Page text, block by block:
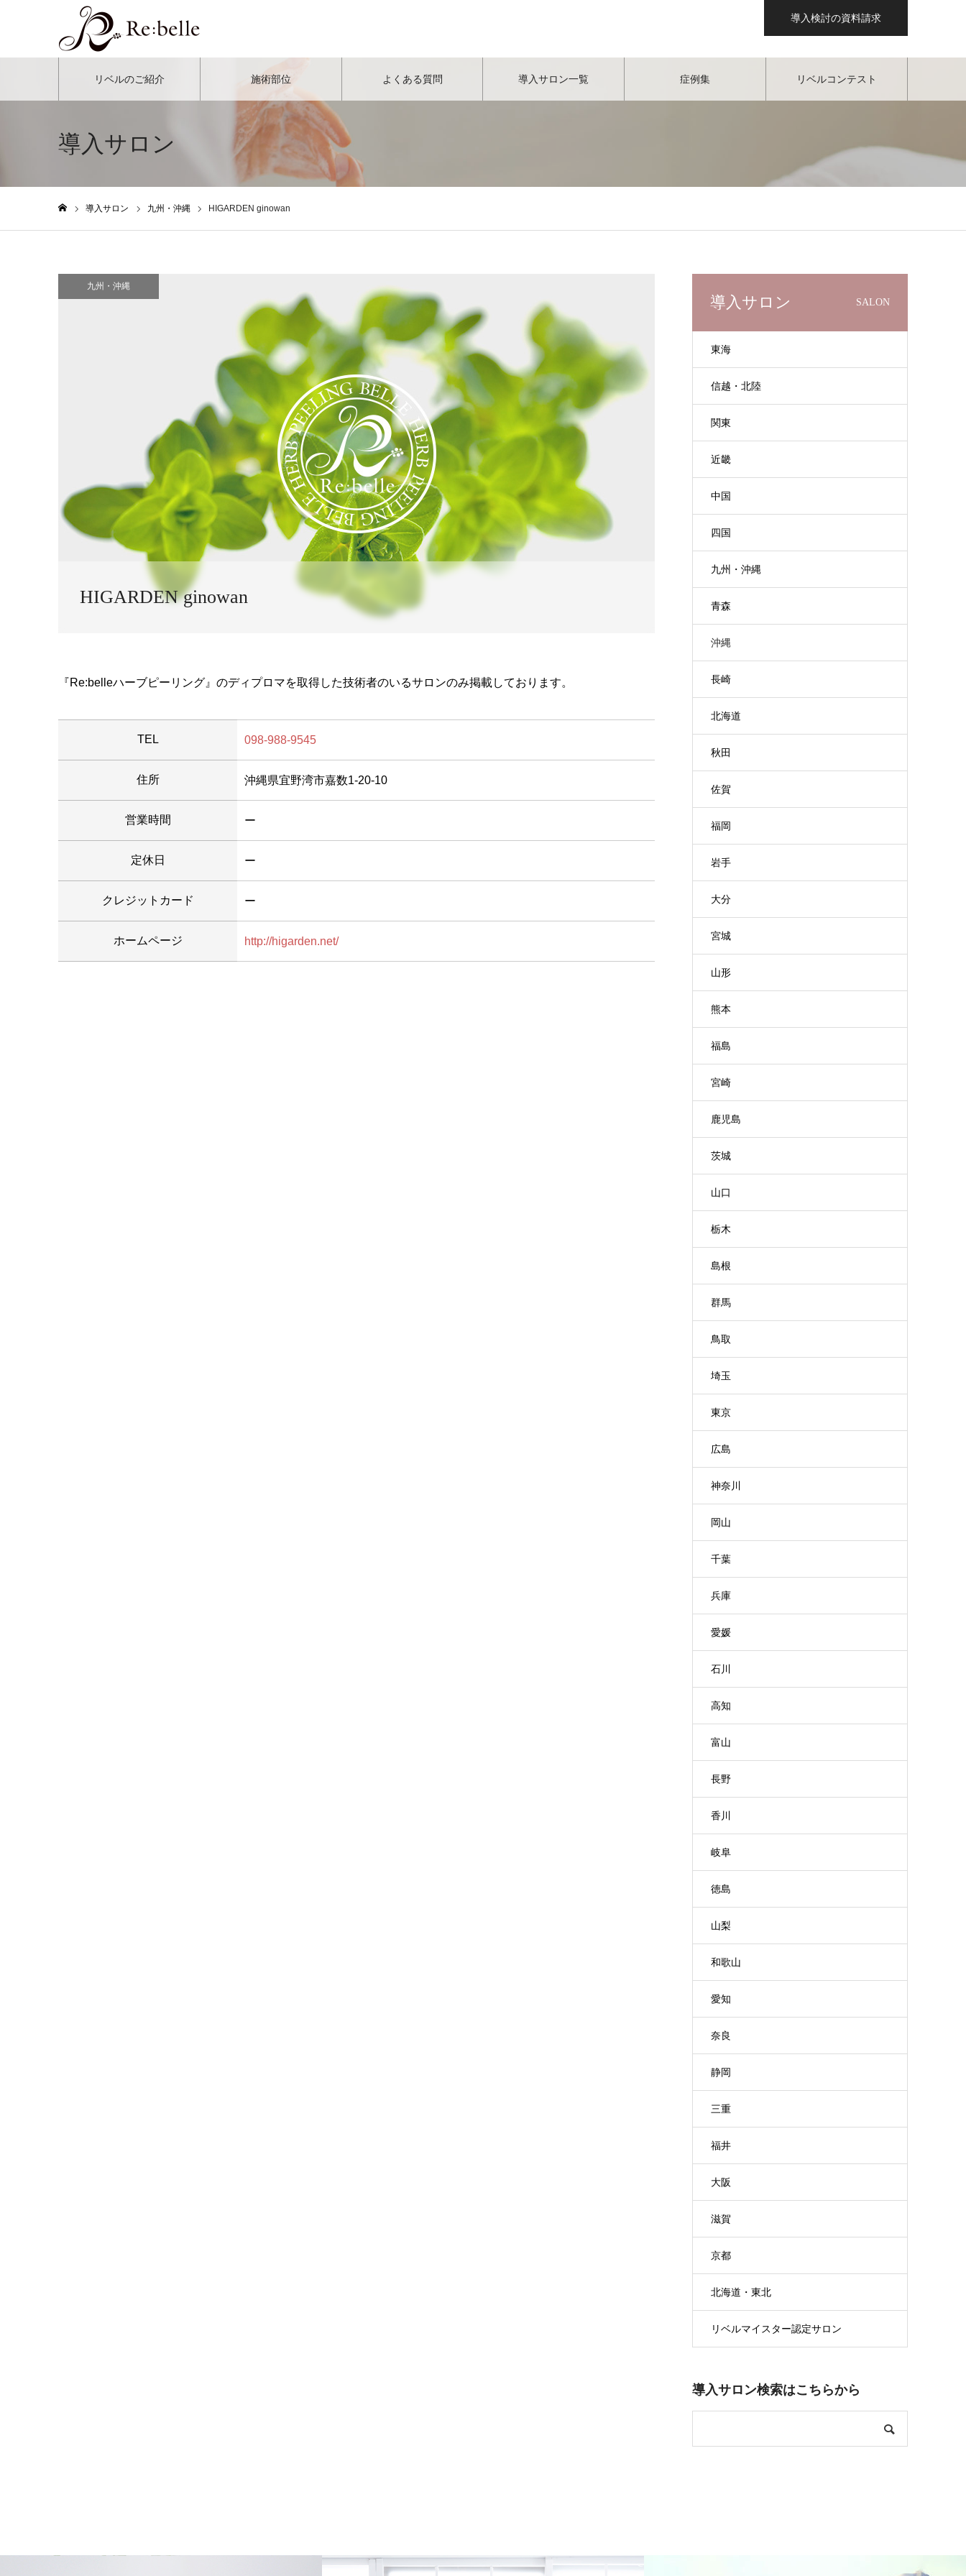
導入検討の資料請求
リベルのご紹介 施術部位 よくある質問 導入サロン一覧 症例集 リベルコンテスト
導入サロン
導入サロン 九州・沖縄 HIGARDEN ginowan
九州・沖縄
HIGARDEN ginowan
『Re:belleハーブピーリング』のディプロマを取得した技術者のいるサロンのみ掲載しております。
TEL 098-988-9545
住所 沖縄県宜野湾市嘉数1-20-10
営業時間 ー
定休日 ー
クレジットカード ー
ホームページ http://higarden.net/
導入サロン SALON
東海
信越・北陸
関東
近畿
中国
四国
九州・沖縄
青森
沖縄
長崎
北海道
秋田
佐賀
福岡
岩手
大分
宮城
山形
熊本
福島
宮崎
鹿児島
茨城
山口
栃木
島根
群馬
鳥取
埼玉
東京
広島
神奈川
岡山
千葉
兵庫
愛媛
石川
高知
富山
長野
香川
岐阜
徳島
山梨
和歌山
愛知
奈良
静岡
三重
福井
大阪
滋賀
京都
北海道・東北
リベルマイスター認定サロン
導入サロン検索はこちらから